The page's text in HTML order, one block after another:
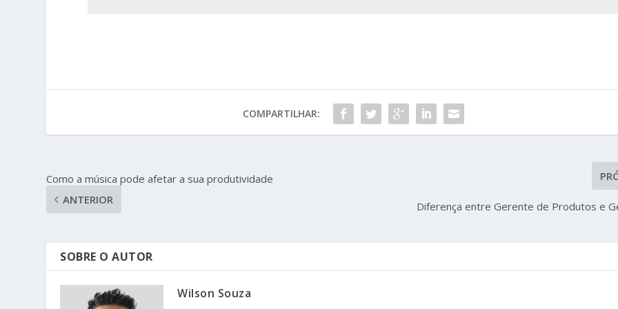
COMPARTILHAR:
Como a música pode afetar a sua produtividade
ANTERIOR
Diferença entre Gerente de Produtos e
SOBRE O AUTOR
Wilson Souza